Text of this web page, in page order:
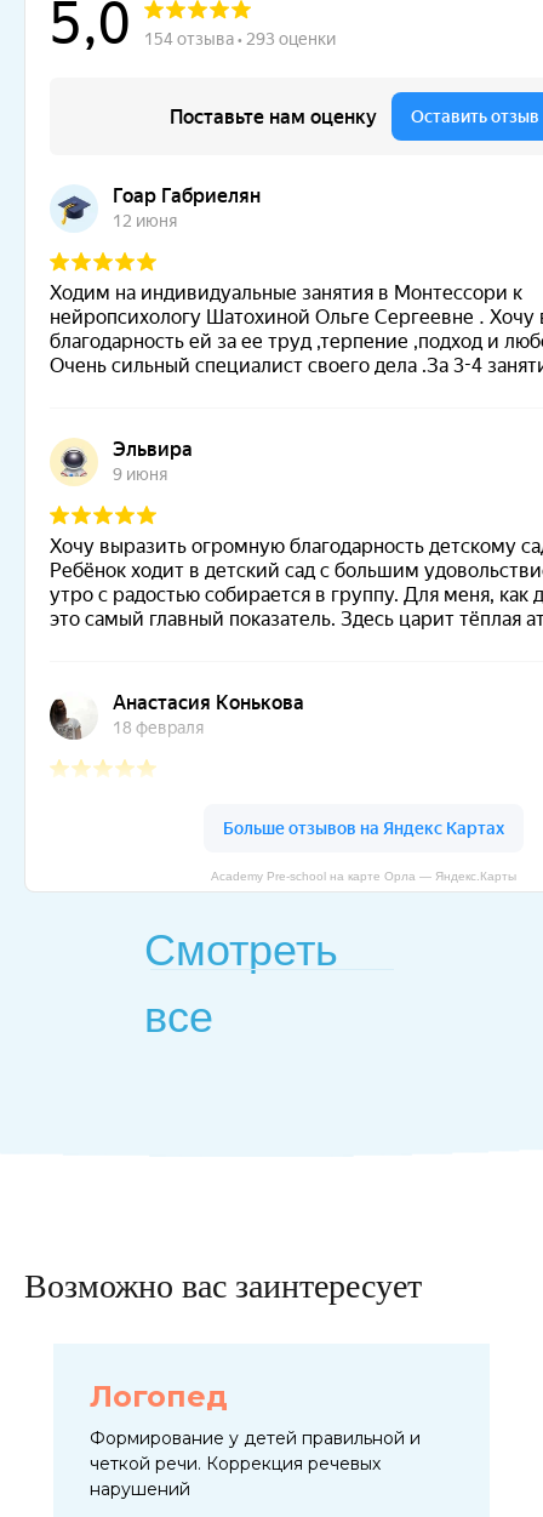
Academy Pre-school на карте Орла — Яндекс.Карты
Смотреть
все
Возможно вас заинтересует
Логопед
Формирование у детей правильной и
четкой речи. Коррекция речевых
нарушений